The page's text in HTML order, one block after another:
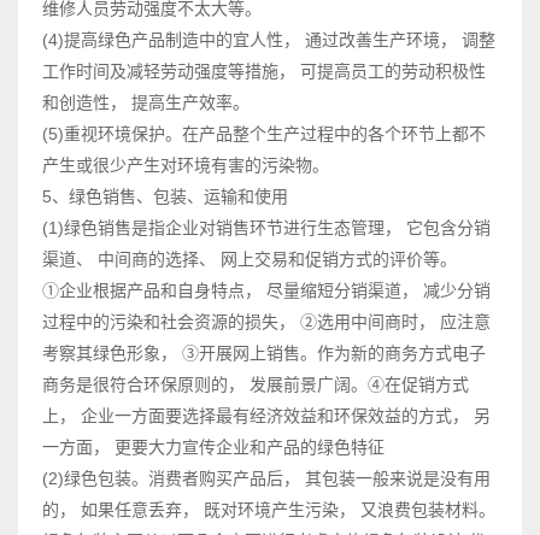
维修人员劳动强度不太大等。
(4)提高绿色产品制造中的宜人性， 通过改善生产环境， 调整
工作时间及减轻劳动强度等措施， 可提高员工的劳动积极性
和创造性， 提高生产效率。
(5)重视环境保护。在产品整个生产过程中的各个环节上都不
产生或很少产生对环境有害的污染物。
5、绿色销售、包装、运输和使用
(1)绿色销售是指企业对销售环节进行生态管理， 它包含分销
渠道、 中间商的选择、 网上交易和促销方式的评价等。
①企业根据产品和自身特点， 尽量缩短分销渠道， 减少分销
过程中的污染和社会资源的损失， ②选用中间商时， 应注意
考察其绿色形象， ③开展网上销售。作为新的商务方式电子
商务是很符合环保原则的， 发展前景广阔。④在促销方式
上， 企业一方面要选择最有经济效益和环保效益的方式， 另
一方面， 更要大力宣传企业和产品的绿色特征
(2)绿色包装。消费者购买产品后， 其包装一般来说是没有用
的， 如果任意丢弃， 既对环境产生污染， 又浪费包装材料。